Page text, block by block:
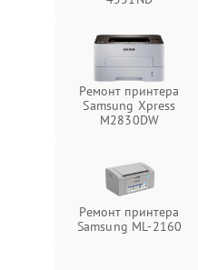
Ремонт принтера
Samsung Xpress
M2830DW
Ремонт принтера
Samsung ML-2160